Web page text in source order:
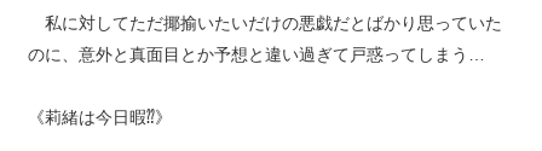
私に対してただ揶揄いたいだけの悪戯だとばかり思っていた
のに、意外と真面目とか予想と違い過ぎて戸惑ってしまう…
《莉緒は今日暇⁇》